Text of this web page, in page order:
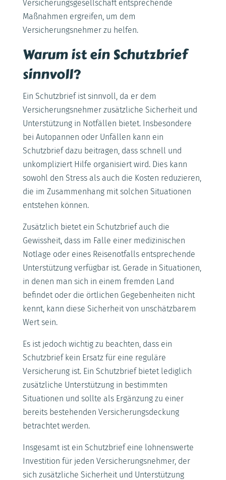
Versicherungsgesellschaft entsprechende
Maßnahmen ergreifen, um dem
Versicherungsnehmer zu helfen.
Warum ist ein Schutzbrief
sinnvoll?
Ein Schutzbrief ist sinnvoll, da er dem
Versicherungsnehmer zusätzliche Sicherheit und
Unterstützung in Notfällen bietet. Insbesondere
bei Autopannen oder Unfällen kann ein
Schutzbrief dazu beitragen, dass schnell und
unkompliziert Hilfe organisiert wird. Dies kann
sowohl den Stress als auch die Kosten reduzieren,
die im Zusammenhang mit solchen Situationen
entstehen können.
Zusätzlich bietet ein Schutzbrief auch die
Gewissheit, dass im Falle einer medizinischen
Notlage oder eines Reisenotfalls entsprechende
Unterstützung verfügbar ist. Gerade in Situationen,
in denen man sich in einem fremden Land
befindet oder die örtlichen Gegebenheiten nicht
kennt, kann diese Sicherheit von unschätzbarem
Wert sein.
Es ist jedoch wichtig zu beachten, dass ein
Schutzbrief kein Ersatz für eine reguläre
Versicherung ist. Ein Schutzbrief bietet lediglich
zusätzliche Unterstützung in bestimmten
Situationen und sollte als Ergänzung zu einer
bereits bestehenden Versicherungsdeckung
betrachtet werden.
Insgesamt ist ein Schutzbrief eine lohnenswerte
Investition für jeden Versicherungsnehmer, der
sich zusätzliche Sicherheit und Unterstützung